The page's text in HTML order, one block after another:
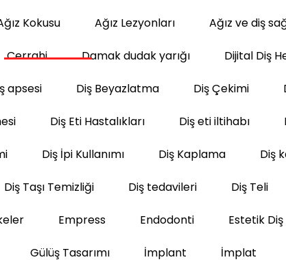
Kokusu Ağız Lezyonları Ağız ve diş
Cerrahi Damak dudak yarığı Dijital Diş
apsesi Diş Beyazlatma Diş Çekimi
Diş Eti Hastalıkları Diş eti iltihabı
Diş İpi Kullanımı Diş Kaplama Diş
Diş Taşı Temizliği Diş tedavileri Diş Teli
Empress Endodonti Estetik
Gülüş Tasarımı İmplant İmplat